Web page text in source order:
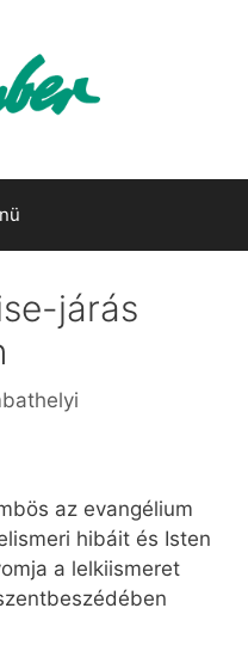
járás
az evangélium
hibáit és Isten
a lelkiismeret